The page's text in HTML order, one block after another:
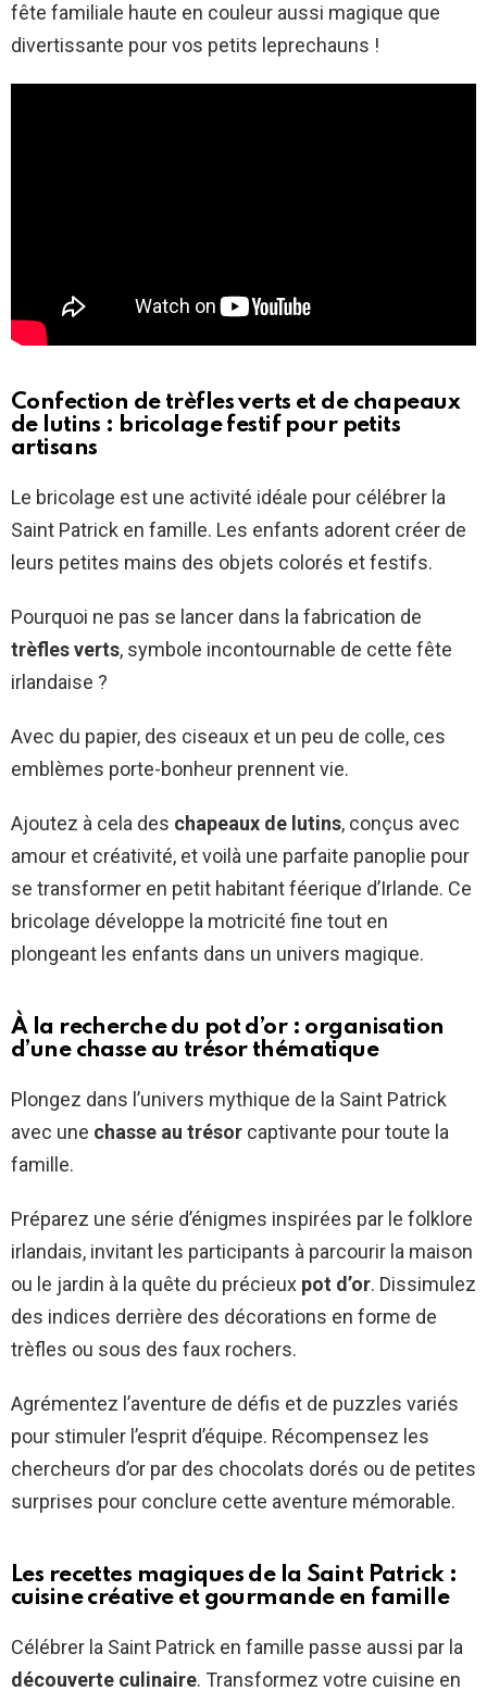
fête familiale haute en couleur aussi magique que
divertissante pour vos petits leprechauns !
Confection de trèfles verts et de chapeaux
de lutins : bricolage festif pour petits
artisans
Le bricolage est une activité idéale pour célébrer la
Saint Patrick en famille. Les enfants adorent créer de
leurs petites mains des objets colorés et festifs.
Pourquoi ne pas se lancer dans la fabrication de
trèfles verts, symbole incontournable de cette fête
irlandaise ?
Avec du papier, des ciseaux et un peu de colle, ces
emblèmes porte-bonheur prennent vie.
Ajoutez à cela des chapeaux de lutins, conçus avec
amour et créativité, et voilà une parfaite panoplie pour
se transformer en petit habitant féerique d’Irlande. Ce
bricolage développe la motricité fine tout en
plongeant les enfants dans un univers magique.
À la recherche du pot d’or : organisation
d’une chasse au trésor thématique
Plongez dans l’univers mythique de la Saint Patrick
avec une chasse au trésor captivante pour toute la
famille.
Préparez une série d’énigmes inspirées par le folklore
irlandais, invitant les participants à parcourir la maison
ou le jardin à la quête du précieux pot d’or. Dissimulez
des indices derrière des décorations en forme de
trèfles ou sous des faux rochers.
Agrémentez l’aventure de défis et de puzzles variés
pour stimuler l’esprit d’équipe. Récompensez les
chercheurs d’or par des chocolats dorés ou de petites
surprises pour conclure cette aventure mémorable.
Les recettes magiques de la Saint Patrick :
cuisine créative et gourmande en famille
Célébrer la Saint Patrick en famille passe aussi par la
découverte culinaire. Transformez votre cuisine en